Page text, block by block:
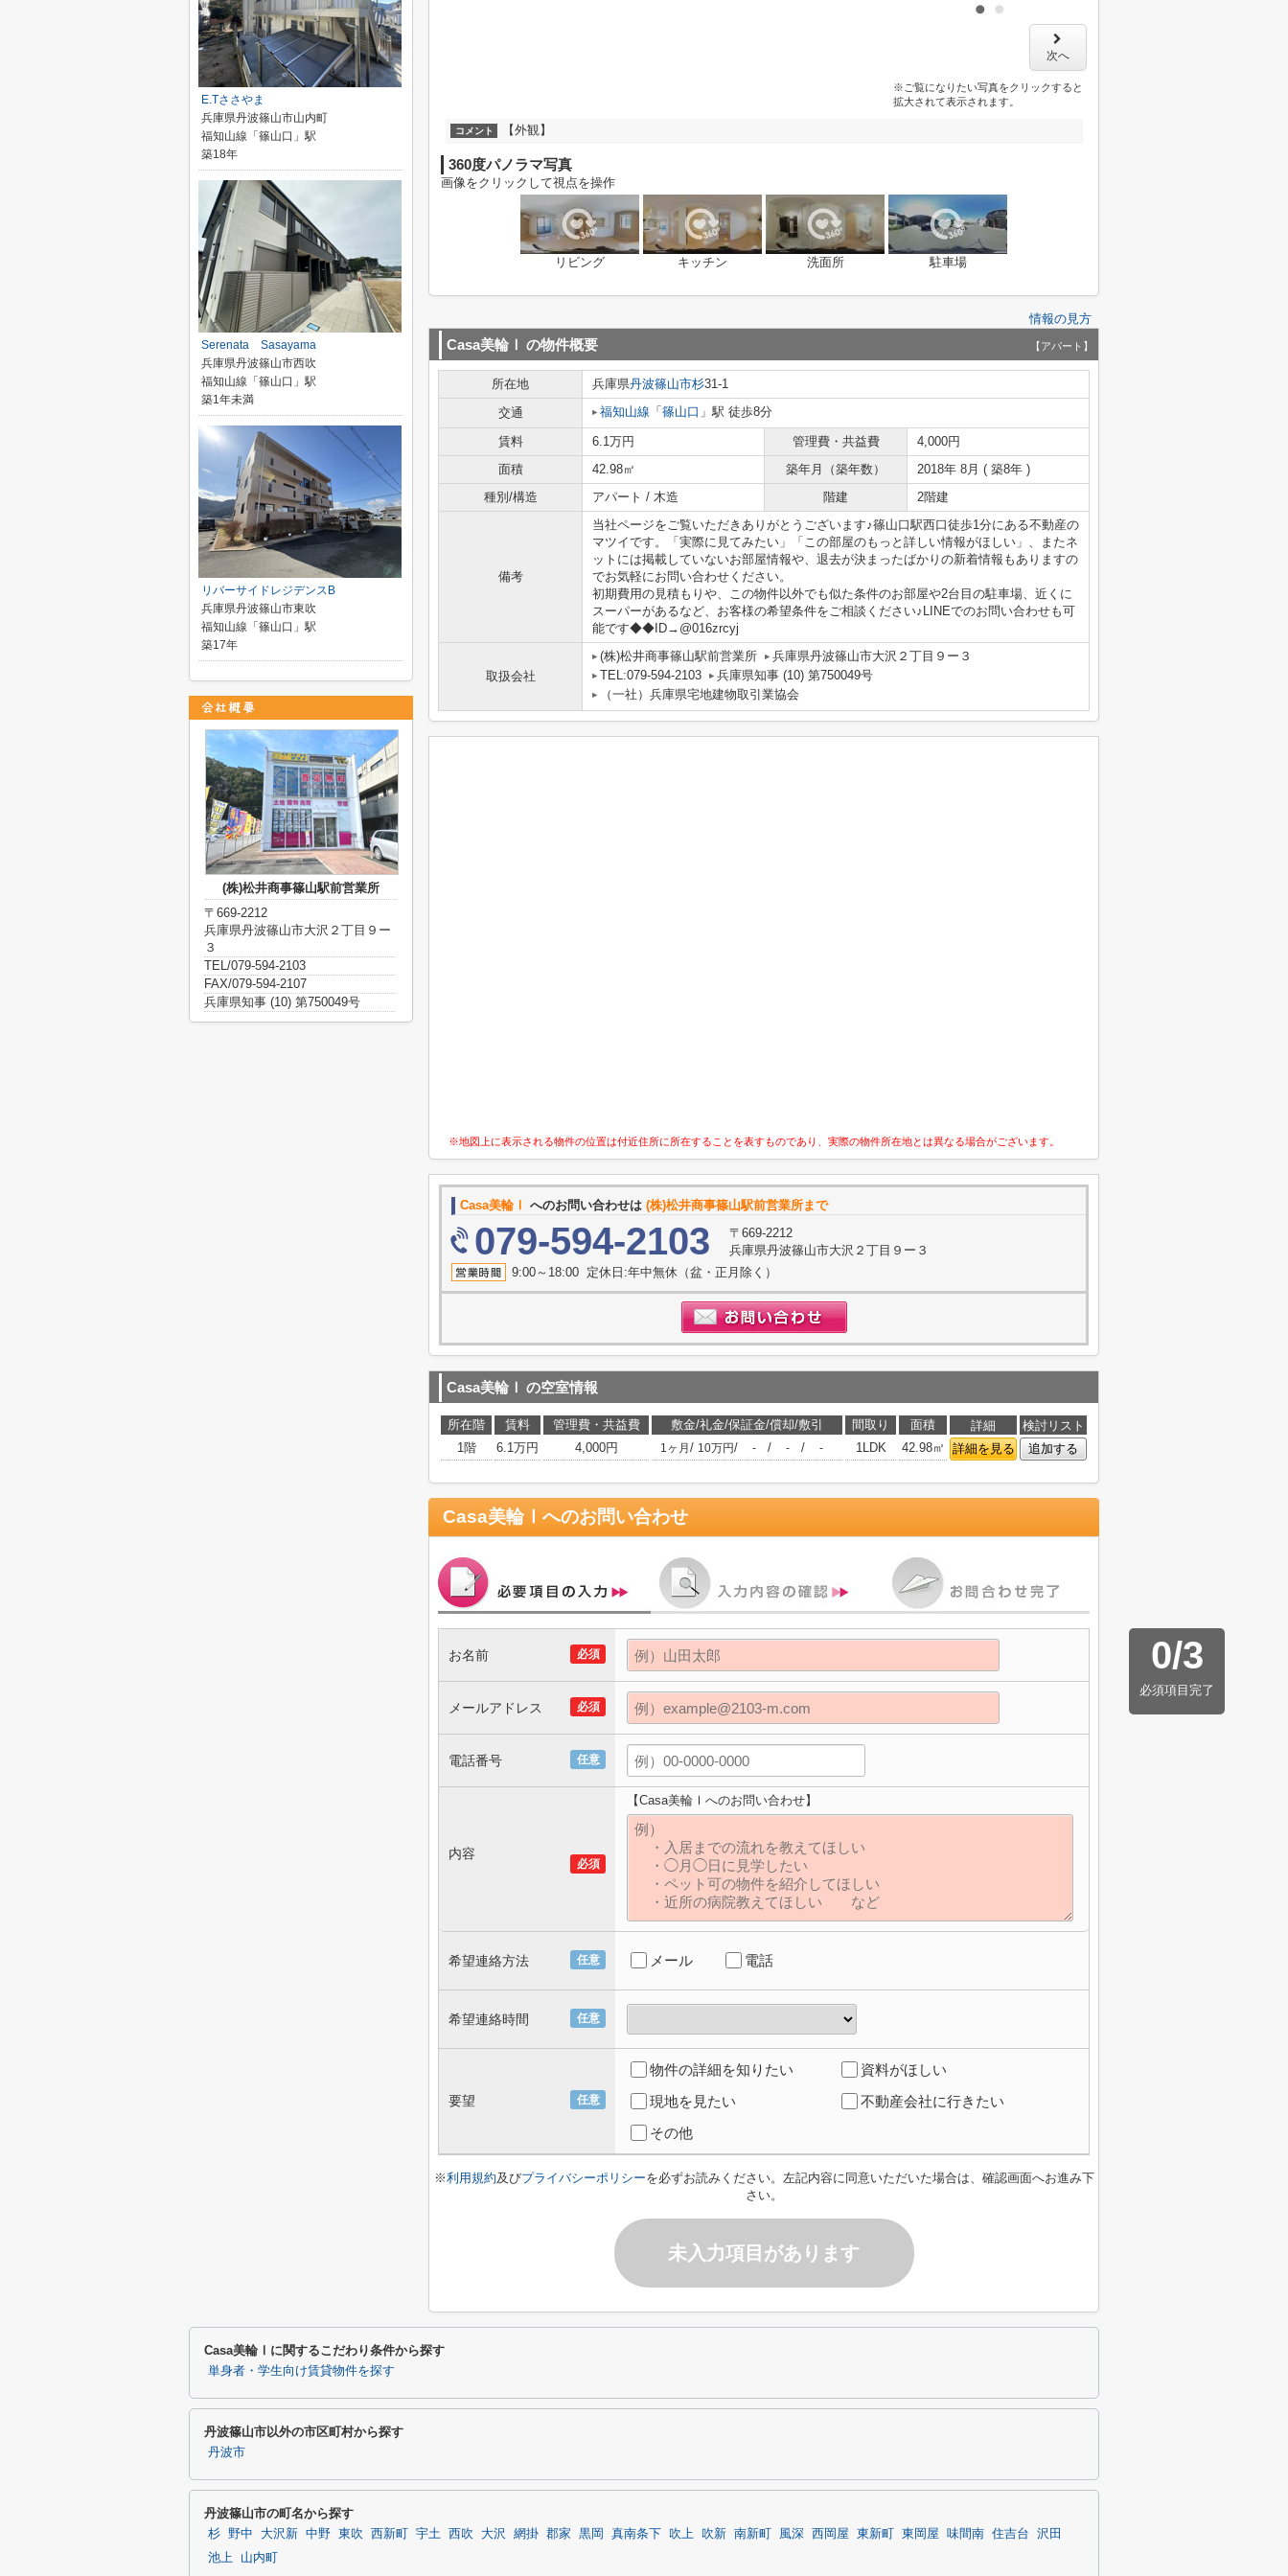
次へ
※ご覧になりたい写真をクリックすると
拡大されて表示されます。
コメント 【外観】
360度パノラマ写真
画像をクリックして視点を操作
リビング キッチン 洗面所 駐車場
情報の見方
Casa美輪Ⅰ の物件概要 【アパート】
所在地 兵庫県丹波篠山市杉31-1
交通
福知山線 「 篠山口 」駅 徒歩8分
賃料 6.1万円 管理費・共益費
4,000円
面積
42.98㎡ 築年月（築年数）
2018年 8月 ( 築8年 )
種別/構造
アパート / 木造 階建 2階建
備考
当社ページをご覧いただきありがとうございます♪篠山口駅西口徒歩1分にある不動産の
マツイです。「実際に見てみたい」「この部屋のもっと詳しい情報がほしい」、またネ
ットには掲載していないお部屋情報や、退去が決まったばかりの新着情報もありますの
でお気軽にお問い合わせください。
初期費用の見積もりや、この物件以外でも似た条件のお部屋や2台目の駐車場、近くに
スーパーがあるなど、お客様の希望条件をご相談ください♪LINEでのお問い合わせも可
能です◆◆ID→@016zrcyj
取扱会社
(株)松井商事篠山駅前営業所
兵庫県丹波篠山市大沢２丁目９ー３
TEL:079-594-2103
兵庫県知事 (10) 第750049号
（一社）兵庫県宅地建物取引業協会
※地図上に表示される物件の位置は付近住所に所在することを表すものであり、実際の物件所在地とは異なる場合がございます。
Casa美輪Ⅰ へのお問い合わせは (株)松井商事篠山駅前営業所まで
079-594-2103
〒669-2212
兵庫県丹波篠山市大沢２丁目９ー３
9:00～18:00 定休日:年中無休（盆・正月除く）
Casa美輪Ⅰ の空室情報
所在階 賃料 管理費・共益費 敷金/礼金/保証金/償却/敷引 間取り 面積 詳細
検討リスト
1階
6.1万円 4,000円 1ヶ月 / 10万円/ - / - / - 1LDK 42.98㎡ 詳細を見る 追加する
Casa美輪Ⅰ へのお問い合わせ
0/3
必須項目完了
必須
お名前
必須
メールアドレス
任意
電話番号
必須
内容
【Casa美輪Ⅰへのお問い合わせ】
任意
希望連絡方法 メール 電話
任意
希望連絡時間
任意
要望
物件の詳細を知りたい
資料がほしい
現地を見たい
不動産会社に行きたい
その他
※利用規約及びプライバシーポリシーを必ずお読みください。左記内容に同意いただいた場合は、確認画面へお進み下
さい。
未入力項目があります
E.Tささやま
兵庫県丹波篠山市山内町
福知山線「篠山口」駅
築18年
Serenata Sasayama
兵庫県丹波篠山市西吹
福知山線「篠山口」駅
築1年未満
リバーサイドレジデンスB
兵庫県丹波篠山市東吹
福知山線「篠山口」駅
築17年
(株)松井商事篠山駅前営業所
〒669-2212
兵庫県丹波篠山市大沢２丁目９ー
３
TEL/079-594-2103
FAX/079-594-2107
兵庫県知事 (10) 第750049号
Casa美輪Ⅰに関するこだわり条件から探す
単身者・学生向け賃貸物件を探す
丹波篠山市以外の市区町村から探す
丹波市
丹波篠山市の町名から探す
杉 野中 大沢新 中野 東吹 西新町 宇土 西吹 大沢 網掛 郡家 黒岡 真南条下 吹上 吹新 南新町 風深 西岡屋 東新町 東岡屋 味間南 住吉台
沢田
池上
山内町